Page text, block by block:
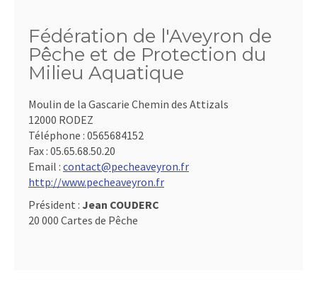
Fédération de l'Aveyron de
Pêche et de Protection du
Milieu Aquatique
Moulin de la Gascarie Chemin des Attizals
12000 RODEZ
Téléphone : 0565684152
Fax : 05.65.68.50.20
Email : contact@pecheaveyron.fr
http://www.pecheaveyron.fr
Président : Jean COUDERC
20 000 Cartes de Pêche